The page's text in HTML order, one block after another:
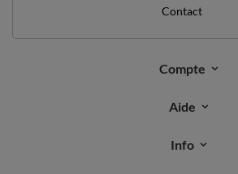
Contact
Compte
Aide
Info